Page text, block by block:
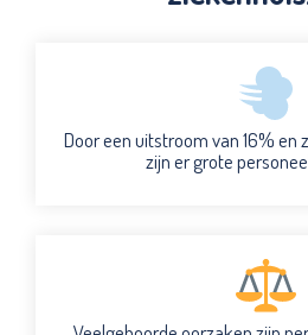
Door een uitstroom van 16% en
zijn er grote